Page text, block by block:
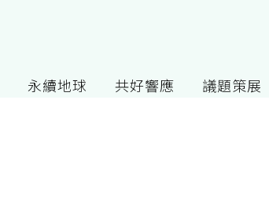
永續地球 共好響應 議題策展